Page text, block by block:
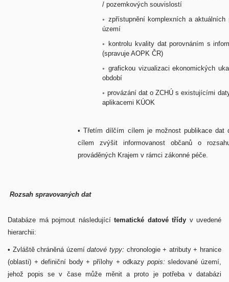
/ pozemkových souvislostí
◦ zpřístupnění komplexních a aktuálních
území
◦
kontrolu kvality dat porovnáním s
(spravuje AOPK ČR)
◦ grafickou vizualizaci ekonomických
období
◦ provázání dat o ZCHÚ s existujícími
aplikacemi KÚOK
• Třetím dílčím cílem je možnost publikace dat
cílem zvýšit informovanost občanů o
prováděných Krajem v rámci zákonné péče.
Rozsah spravovaných dat
Databáze má pojmout následující tematické datové třídy v uvedené
hierarchii:
• Zvláště chráněná územídatové typy: chronologie + atributy + hranice
(oblasti) + definiční body + přílohy + odkazy popis:sledované území,
jehož popis se v čase může měnit a proto je potřeba v databázi